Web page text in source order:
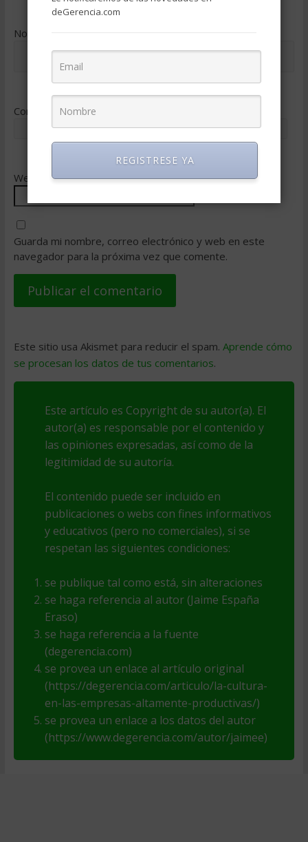
Nombre
Correo electrónico
Web
Guarda mi nombre, correo electrónico y web en este
navegador para la próxima vez que comente.
Este sitio usa Akismet para reducir el spam. Aprende cómo
se procesan los datos de tus comentarios.
Este artículo es Copyright de su autor(a). El
autor(a) es responsable por el contenido y
las opiniones expresadas, así como de la
legitimidad de su autoría.
El contenido puede ser incluido en
publicaciones o webs con fines informativos
y educativos (pero no comerciales), si se
respetan las siguientes condiciones:
se publique tal como está, sin alteraciones
se haga referencia al autor (Jaime España
Eraso)
se haga referencia a la fuente
(degerencia.com)
se provea un enlace al artículo original
(https://degerencia.com/articulo/la-cultura-
en-las-empresas-altamente-productivas/)
se provea un enlace a los datos del autor
(https://www.degerencia.com/autor/jaimee)
deGerencia.com
REGISTRESE YA